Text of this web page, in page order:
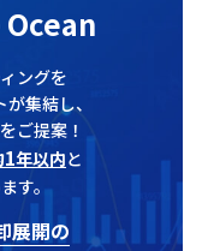
ングを
集結し、
ご提案！
1年以内と
す。
展開の